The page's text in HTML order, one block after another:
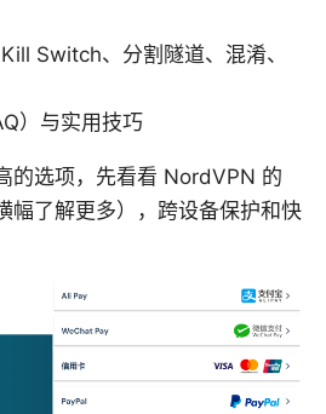
Switch、分割隧道、混淆、
）与实用技巧
的选项，先看看 NordVPN 的
幅了解更多），跨设备保护和快